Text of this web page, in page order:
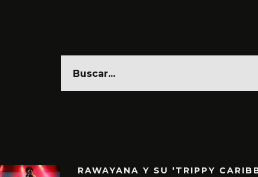
RAWAYANA Y SU ‘TRIPPY